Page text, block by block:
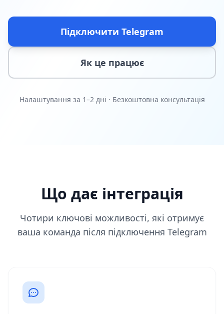
Підключити Telegram
Як це працює
Налаштування за 1–2 дні · Безкоштовна консультація
Що дає інтеграція
Чотири ключові можливості, які отримує
ваша команда після підключення Telegram